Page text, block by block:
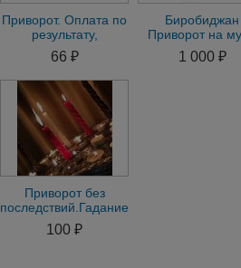
Приворот. Оплата по
результату,
Магическая помощь
в делах и бизнесе д
66 ₽
Биробиджан
Приворот на
Приворот на
1 000 ₽
Приворот без
последствий.Гадание
на Таро.Снятие
негатива
100 ₽